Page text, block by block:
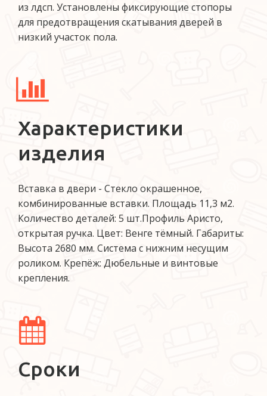
из лдсп. Установлены фиксирующие стопоры
для предотвращения скатывания дверей в
низкий участок пола.
Характеристики
изделия
Вставка в двери - Стекло окрашенное,
комбинированные вставки. Площадь 11,3 м2.
Количество деталей: 5 шт.Профиль Аристо,
открытая ручка. Цвет: Венге тёмный. Габариты:
Высота 2680 мм. Система с нижним несущим
роликом. Крепёж: Дюбельные и винтовые
крепления.
Сроки